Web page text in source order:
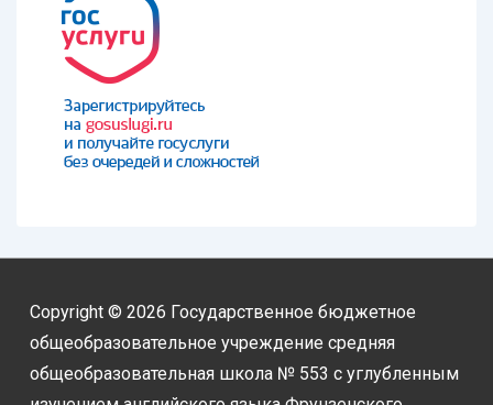
Copyright © 2026 Государственное бюджетное
общеобразовательное учреждение средняя
общеобразовательная школа № 553 с углубленным